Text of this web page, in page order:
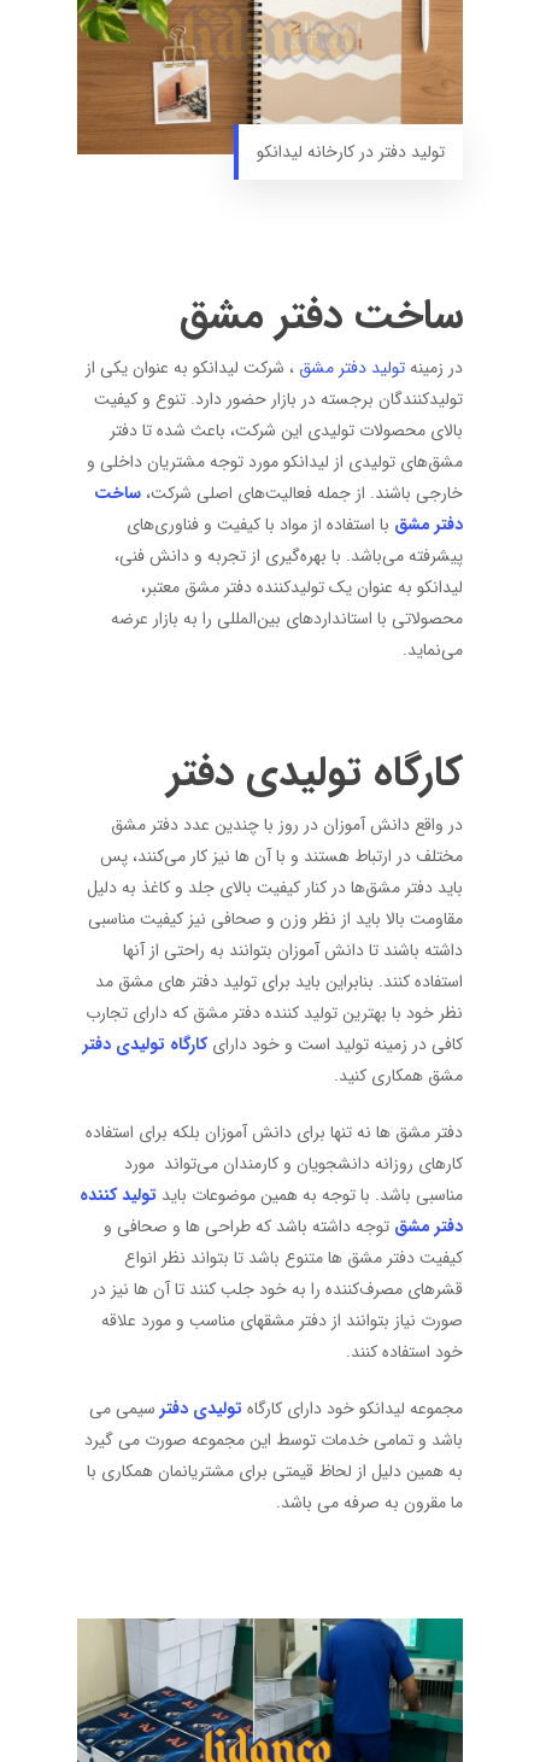
تولید دفتر در کارخانه لیدانکو
ساخت دفتر مشق
در زمینهتولید دفتر مشق ، شرکت لیدانکو به عنوان یکی از
تولیدکنندگان برجسته در بازار حضور دارد. تنوع و کیفیت
بالای محصولات تولیدی این شرکت، باعث شده تا دفتر
مشق‌های تولیدی از لیدانکو مورد توجه مشتریان داخلی و
خارجی باشند. از جمله فعالیت‌های اصلی شرکت، ساخت
دفتر مشق با استفاده از مواد با کیفیت و فناوری‌های
پیشرفته می‌باشد. با بهره‌گیری از تجربه و دانش فنی،
لیدانکو به عنوان یک تولیدکننده دفتر مشق معتبر،
محصولاتی با استانداردهای بین‌المللی را به بازار عرضه
می‌نماید.
کارگاه تولیدی دفتر
در واقع دانش آموزان در روز با چندین عدد دفتر مشق
مختلف در ارتباط هستند و با آن‌ ها نیز کار می‌کنند، پس
باید دفتر مشق‌ها در کنار کیفیت بالای جلد و کاغذ به دلیل
مقاومت بالا باید از نظر وزن و صحافی نیز کیفیت مناسبی
داشته باشند تا دانش آموزان بتوانند به راحتی از آنها
استفاده کنند. بنابراین باید برای تولید دفتر های مشق مد
نظر خود با بهترین تولید کننده دفتر مشق که دارای تجارب
کافی در زمینه تولید است و خود دارایکارگاه تولیدی دفتر
مشق همکاری کنید.
دفتر مشق ها نه تنها برای دانش آموزان بلکه برای استفاده
کارهای روزانه دانشجویان و کارمندان می‌تواند مورد
مناسبی باشد. با توجه به همین موضوعات باید تولید کننده
دفتر مشق توجه داشته باشد که طراحی‌ ها و صحافی و
کیفیت دفتر مشق‌ ها متنوع باشد تا بتواند نظر انواع
قشرهای مصرف‌کننده را به خود جلب کنند تا آن‌ ها نیز در
صورت نیاز بتوانند از دفتر مشقهای مناسب و مورد علاقه
خود استفاده کنند.
مجموعه لیدانکو خود دارای کارگاه تولیدی دفتر سیمی می
باشد و تمامی خدمات توسط این مجموعه صورت می گیرد
به همین دلیل از لحاظ قیمتی برای مشتریانمان همکاری با
ما مقرون به صرفه می باشد.